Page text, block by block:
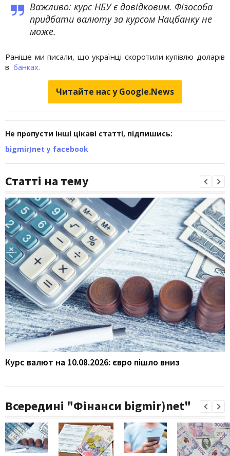
Важливо: курс НБУ є довідковим. Фізособа
придбати валюту за курсом Нацбанку не
може.
Раніше ми писали, що українці скоротили купівлю доларів
в банках.
Читайте нас у Google.News
Не пропусти інші цікаві статті, підпишись:
bigmir)net у facebook
Статті на тему
Курс валют на 10.08.2026: євро пішло вниз
Всередині "Фінанси bigmir)net"